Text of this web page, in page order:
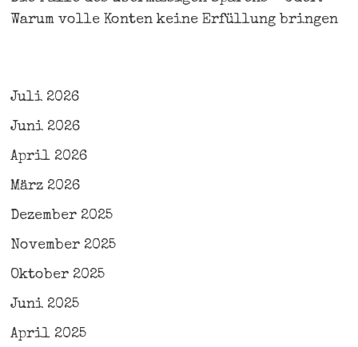
Warum volle Konten keine Erfüllung bringen
Juli 2026
Juni 2026
April 2026
März 2026
Dezember 2025
November 2025
Oktober 2025
Juni 2025
April 2025